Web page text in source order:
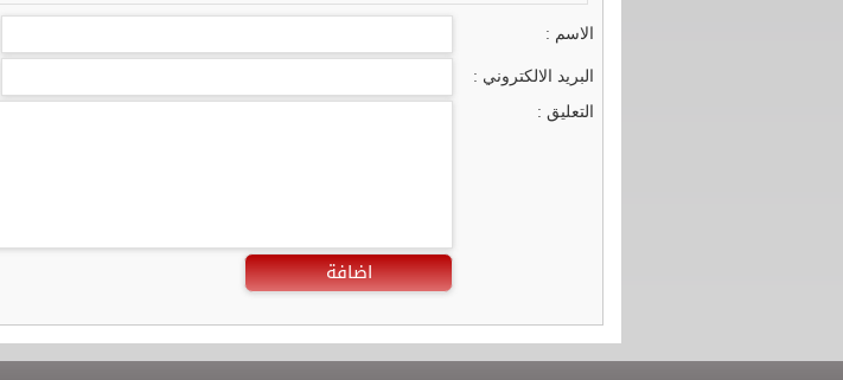
الاسم :
البريد الالكتروني :
التعليق :
اضافة